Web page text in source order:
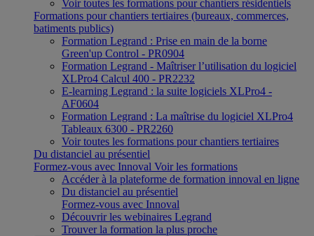
Voir toutes les formations pour chantiers résidentiels
Formations pour chantiers tertiaires (bureaux, commerces,
batiments publics)
Formation Legrand : Prise en main de la borne
Green'up Control - PR0904
Formation Legrand - Maîtriser l’utilisation du logiciel
XLPro4 Calcul 400 - PR2232
E-learning Legrand : la suite logiciels XLPro4 -
AF0604
Formation Legrand : La maîtrise du logiciel XLPro4
Tableaux 6300 - PR2260
Voir toutes les formations pour chantiers tertiaires
Du distanciel au présentiel
Formez-vous avec Innoval Voir les formations
Accéder à la plateforme de formation innoval en ligne
Du distanciel au présentiel
Formez-vous avec Innoval
Découvrir les webinaires Legrand
Trouver la formation la plus proche